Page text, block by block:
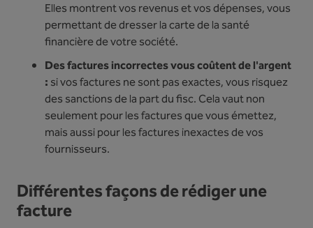
Elles montrent vos revenus et vos dépenses, vous
permettant de dresser la carte de la santé
financière de votre société.
Des factures incorrectes vous coûtent de l'argent
: si vos factures ne sont pas exactes, vous risquez
des sanctions de la part du fisc. Cela vaut non
seulement pour les factures que vous émettez,
mais aussi pour les factures inexactes de vos
fournisseurs.
Différentes façons de rédiger une
facture